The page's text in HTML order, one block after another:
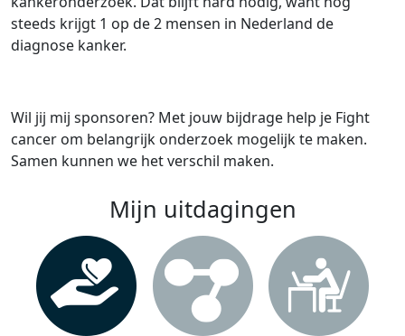
steeds krijgt 1 op de 2 mensen in Nederland de
diagnose kanker.
Wil jij mij sponsoren? Met jouw bijdrage help je Fight
cancer om belangrijk onderzoek mogelijk te maken.
Samen kunnen we het verschil maken.
Mijn uitdagingen